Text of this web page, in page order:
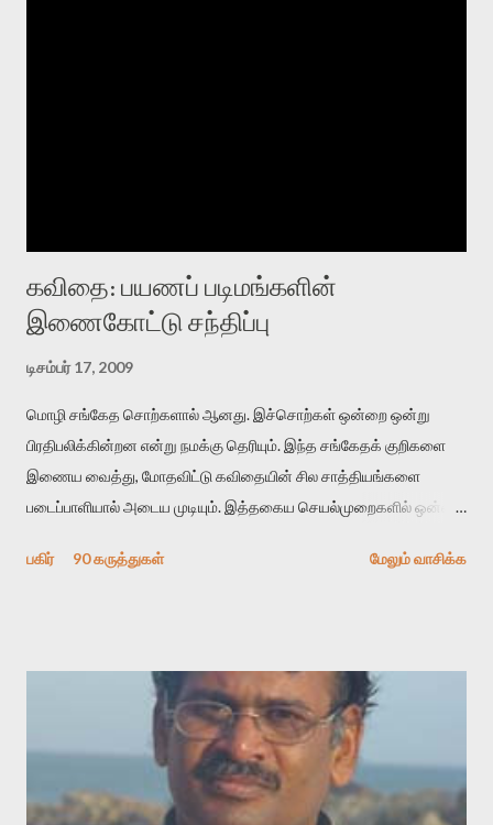
கவிதை: பயணப் படிமங்களின்
இணைகோட்டு சந்திப்பு
டிசம்பர் 17, 2009
மொழி சங்கேத சொற்களால் ஆனது. இச்சொற்கள் ஒன்றை ஒன்று
பிரதிபலிக்கின்றன என்று நமக்கு தெரியும். இந்த சங்கேதக் குறிகளை
இணைய வைத்து, மோதவிட்டு கவிதையின் சில சாத்தியங்களை
படைப்பாளியால் அடைய முடியும். இத்தகைய செயல்முறைகளில் ஒன்றை
காலத்தில் ஜாலவித்தைக்காரர்கள் வந்து போன பின் அவர்களின்
அதிகமாக்கும். கொல்லாது. ஒரு கனவை மீட்டெடுப்பதன் நோக்கம்
என்னவாக இருக்கும்? கவிதையின் அரூப இயக்கத்தை பொதுவயமாக
வடிக்க முயல்வதும் அதற்கே. கோயில் கருவறையின்
மென்வெளிச்சத்தில் நுண்பேசியின் படக்கருவியை இயக்கி சாத்தி
வைத்து விட்டு இயக்கத்தை அறிவோம். அறிதல் அபச்சாரமில்லை.
பகிர் 90 கருத்துகள் மேலும் வாசிக்க